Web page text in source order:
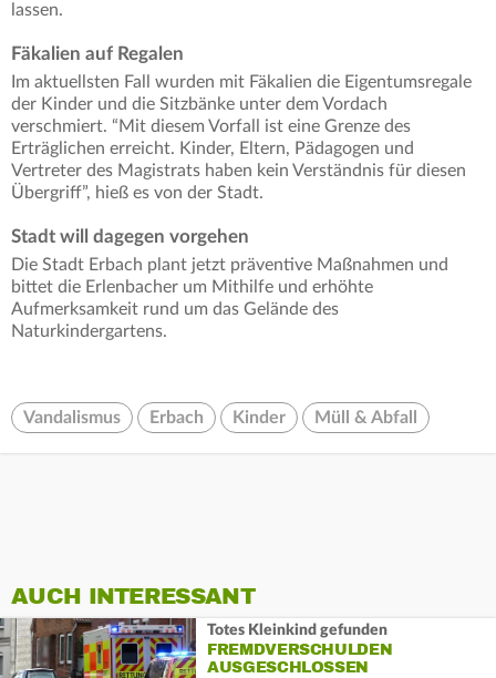
lassen.
Fäkalien auf Regalen
Im aktuellsten Fall wurden mit Fäkalien die Eigentumsregale
der Kinder und die Sitzbänke unter dem Vordach
verschmiert. “Mit diesem Vorfall ist eine Grenze des
Erträglichen erreicht. Kinder, Eltern, Pädagogen und
Vertreter des Magistrats haben kein Verständnis für diesen
Übergriff”, hieß es von der Stadt.
Stadt will dagegen vorgehen
Die Stadt Erbach plant jetzt präventive Maßnahmen und
bittet die Erlenbacher um Mithilfe und erhöhte
Aufmerksamkeit rund um das Gelände des
Naturkindergartens.
Vandalismus Erbach Kinder Müll & Abfall
AUCH INTERESSANT
Totes Kleinkind gefunden
FREMDVERSCHULDEN
AUSGESCHLOSSEN